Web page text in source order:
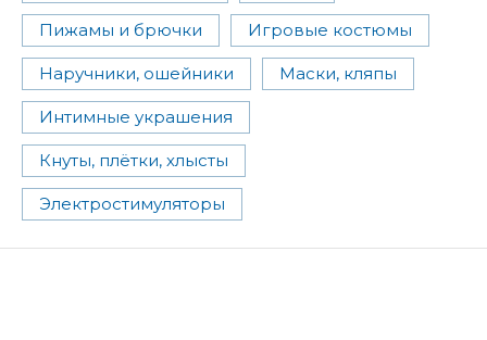
Пижамы и брючки Игровые костюмы
Наручники, ошейники Маски, кляпы
Интимные украшения
Кнуты, плётки, хлысты
Электростимуляторы